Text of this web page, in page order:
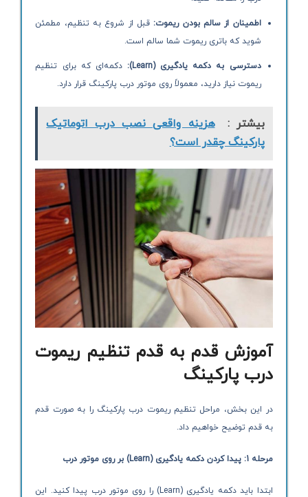
اطمینان از سالم بودن ریموت: قبل از شروع به تنظیم، مطمئن
شوید که باتری ریموت شما سالم است.
دسترسی به دکمه یادگیری (Learn):
دکمه‌ای که برای تنظیم
ریموت نیاز دارید، معمولاً روی موتور درب پارکینگ قرار دارد.
بیشتر :
هزینه واقعی نصب درب اتوماتیک
پارکینگ چقدر است؟
آموزش قدم به قدم تنظیم ریموت
درب پارکینگ
در این بخش، مراحل تنظیم ریموت درب پارکینگ را به صورت قدم
به قدم توضیح خواهیم داد.
مرحله 1: پیدا کردن دکمه یادگیری (Learn) بر روی موتور درب
ابتدا باید دکمه یادگیری (Learn) را روی موتور درب پیدا کنید. این